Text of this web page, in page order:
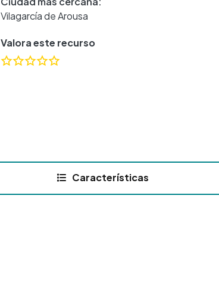
Vilagarcía de Arousa
Valora este recurso
Características